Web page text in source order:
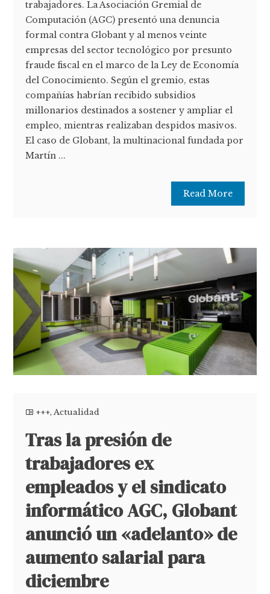
trabajadores. La Asociación Gremial de
Computación (AGC) presentó una denuncia
formal contra Globant y al menos veinte
empresas del sector tecnológico por presunto
fraude fiscal en el marco de la Ley de Economía
del Conocimiento. Según el gremio, estas
compañías habrían recibido subsidios
millonarios destinados a sostener y ampliar el
empleo, mientras realizaban despidos masivos.
El caso de Globant, la multinacional fundada por
Martín ...
Read More
+++,Actualidad
Tras la presión de
trabajadores ex
empleados y el sindicato
informático AGC, Globant
anunció un «adelanto» de
aumento salarial para
diciembre